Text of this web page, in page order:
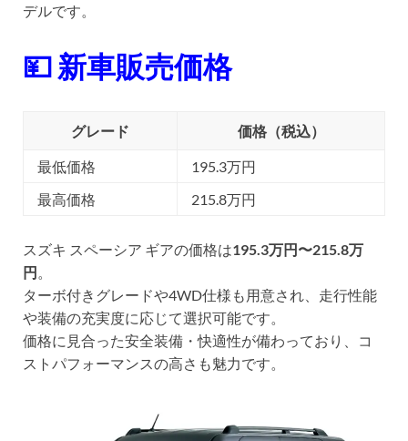
デルです。
💴 新車販売価格
グレード 価格（税込）
最低価格
195.3万円
最高価格
215.8万円
スズキ スペーシア ギアの価格は195.3万円〜215.8万
円 。
ターボ付きグレードや4WD仕様も用意され、走行性能
や装備の充実度に応じて選択可能です。
価格に見合った安全装備・快適性が備わっており、コ
ストパフォーマンスの高さも魅力です。